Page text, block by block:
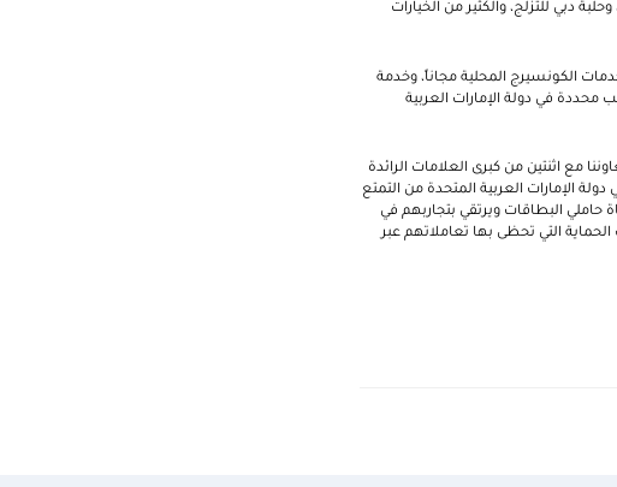
دبي للتزلج، والكثير من الخيارات
إلى أكثر من 850 صالة مطار حول العالم، وخدمات الكونسيرج المحلية مجاناً، وخدمة
محددة في دولة الإمارات العربية
مع اثنتين من كبرى العلامات الرائدة
الإمارات العربية المتحدة من التمتع
حاملي البطاقات ويرتقي بتجاربهم في
التي تحظى بها تعاملاتهم عبر